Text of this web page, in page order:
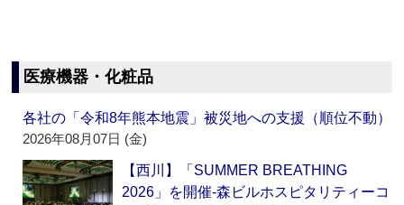
医療機器・化粧品
各社の「令和8年熊本地震」被災地への支援（順位不動）
2026年08月07日 (金)
【西川】「SUMMER BREATHING
2026」を開催‐森ビルホスピタリティーコ